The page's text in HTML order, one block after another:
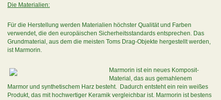
Die Materialien:
Für die Herstellung werden Materialien höchster Qualität und Farben
verwendet, die den europäischen Sicherheitsstandards entsprechen. Das
Grundmaterial, aus dem die meisten Toms Drag-Objekte hergestellt werden,
ist Marmorin.
Marmorin ist ein neues Komposit-
Material, das aus gemahlenem
Marmor und synthetischem Harz besteht. Dadurch entsteht ein rein weißes
Produkt, das mit hochwertiger Keramik vergleichbar ist. Marmorin ist bestens